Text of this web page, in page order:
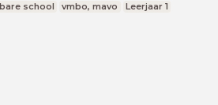
school vmbo, mavo Leerjaar 1